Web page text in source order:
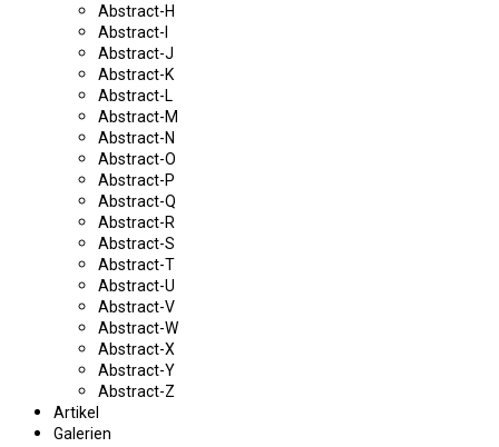
Abstract-H
Abstract-I
Abstract-J
Abstract-K
Abstract-L
Abstract-M
Abstract-N
Abstract-O
Abstract-P
Abstract-Q
Abstract-R
Abstract-S
Abstract-T
Abstract-U
Abstract-V
Abstract-W
Abstract-X
Abstract-Y
Abstract-Z
Artikel
Galerien